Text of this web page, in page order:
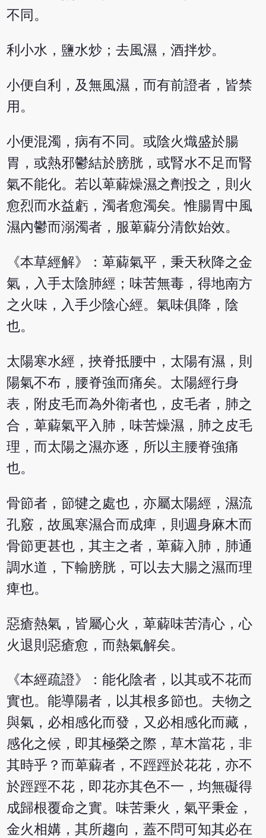
不同。
利小水，鹽水炒；去風濕，酒拌炒。
小便自利，及無風濕，而有前證者，皆禁
用。
小便混濁，病有不同。或陰火熾盛於腸
胃，或熱邪鬱結於膀胱，或腎水不足而腎
氣不能化。若以萆薢燥濕之劑投之，則火
愈烈而水益虧，濁者愈濁矣。惟腸胃中風
濕內鬱而溺濁者，服萆薢分清飲始效。
《本草經解》：萆薢氣平，秉天秋降之金
氣，入手太陰肺經；味苦無毒，得地南方
之火味，入手少陰心經。氣味俱降，陰
也。
太陽寒水經，挾脊抵腰中，太陽有濕，則
陽氣不布，腰脊強而痛矣。太陽經行身
表，附皮毛而為外衛者也，皮毛者，肺之
合，萆薢氣平入肺，味苦燥濕，肺之皮毛
理，而太陽之濕亦逐，所以主腰脊強痛
也。
骨節者，節犍之處也，亦屬太陽經，濕流
孔竅，故風寒濕合而成痺，則週身麻木而
骨節更甚也，其主之者，萆薢入肺，肺通
調水道，下輸膀胱，可以去大腸之濕而理
痺也。
惡瘡熱氣，皆屬心火，萆薢味苦清心，心
火退則惡瘡愈，而熱氣解矣。
《本經疏證》：能化陰者，以其或不花而
實也。能導陽者，以其根多節也。夫物之
與氣，必相感化而發，又必相感化而藏，
感化之候，即其極榮之際，草木當花，非
其時乎？而萆薢者，不踁踁於花花，亦不
於踁踁不花，即花亦其色不一，均無礙得
成歸根覆命之實。味苦秉火，氣平秉金，
金火相媾，其所趨向，蓋不問可知其必在